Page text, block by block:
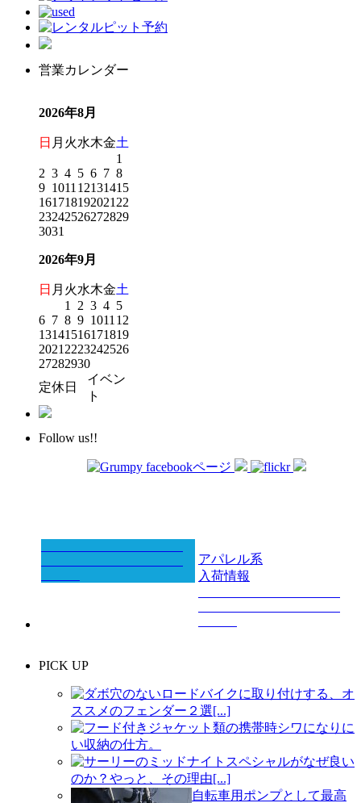
営業カレンダー
2026年8月
日 月 火水木金土
1
2 3 4 5 6 7 8
9 1011 12131415
161718192021 22
23242526272829
3031
2026年9月
日 月 火水木金土
1
2 3 4 5
6 7 8 9 1011 12
13141516171819
2021 2223242526
27282930
定休日
イベン
ト
Follow us!!
アパレル系
入荷情報
PICK UP
ダボ穴のないロードバイクに取り付けする、オ
ススメのフェンダー２選[...]
フード付きジャケット類の携帯時シワになりに
い収納の仕方。
サーリーのミッドナイトスペシャルがなぜ良い
のか？やっと、その理由[...]
自転車用ポンプとして最高